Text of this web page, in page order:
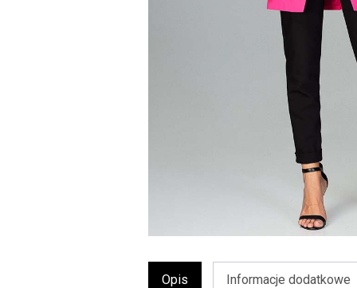
Opis Informacje dodatkowe